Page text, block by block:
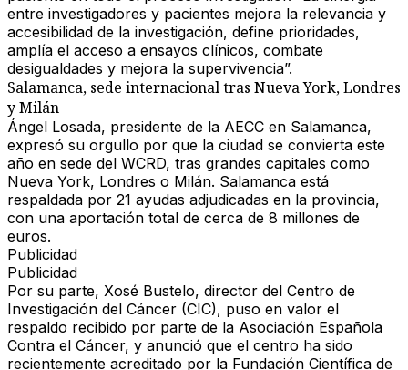
entre investigadores y pacientes mejora la relevancia y
accesibilidad de la investigación, define prioridades,
amplía el acceso a ensayos clínicos, combate
desigualdades y mejora la supervivencia”.
Salamanca, sede internacional tras Nueva York, Londres
y Milán
Ángel Losada, presidente de la AECC en Salamanca,
expresó su orgullo por que la ciudad se convierta este
año en sede del WCRD, tras grandes capitales como
Nueva York, Londres o Milán. Salamanca está
respaldada por 21 ayudas adjudicadas en la provincia,
con una aportación total de cerca de 8 millones de
euros.
Publicidad
Publicidad
Por su parte, Xosé Bustelo, director del Centro de
Investigación del Cáncer (CIC), puso en valor el
respaldo recibido por parte de la Asociación Española
Contra el Cáncer, y anunció que el centro ha sido
recientemente acreditado por la Fundación Científica de